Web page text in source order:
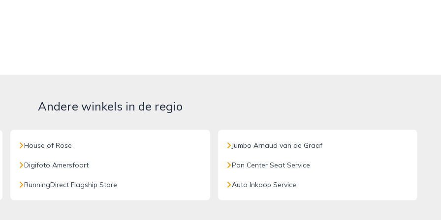
Andere winkels in de regio
House of Rose
Digifoto Amersfoort
RunningDirect Flagship Store
Jumbo Arnaud van de Graaf
Pon Center Seat Service
Auto Inkoop Service